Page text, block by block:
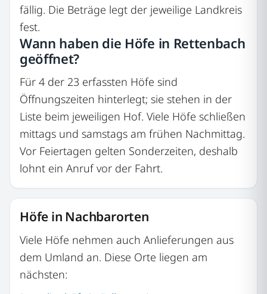
fällig. Die Beträge legt der jeweilige Landkreis
fest.
Wann haben die Höfe in Rettenbach
geöffnet?
Für 4 der 23 erfassten Höfe sind
Öffnungszeiten hinterlegt; sie stehen in der
Liste beim jeweiligen Hof. Viele Höfe schließen
mittags und samstags am frühen Nachmittag.
Vor Feiertagen gelten Sonderzeiten, deshalb
lohnt ein Anruf vor der Fahrt.
Höfe in Nachbarorten
Viele Höfe nehmen auch Anlieferungen aus
dem Umland an. Diese Orte liegen am
nächsten: